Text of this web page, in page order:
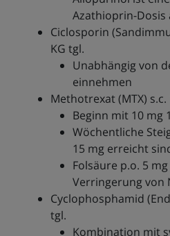
Azathioprin-
Ciclosporin
KG tgl.
Unabhängig von
einnehmen
Methotrexat (MTX)
Beginn mit 10 mg
Wöchentliche
15 mg erreicht
Folsäure p.o. 5
Verringerung von
Cyclophosphamid
tgl.
Kombination mit